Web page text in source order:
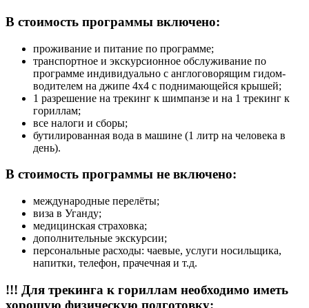
В стоимость программы включено:
проживание и питание по программе;
транспортное и экскурсионное обслуживание по
программе индивидуально с англоговорящим гидом-
водителем на джипе 4х4 с поднимающейся крышей;
1 разрешение на трекинг к шимпанзе и на 1 трекинг к
гориллам;
все налоги и сборы;
бутилированная вода в машине (1 литр на человека в
день).
В стоимость программы не включено:
международные перелёты;
виза в Уганду;
медицинская страховка;
дополнительные экскурсии;
персональные расходы: чаевые, услуги носильщика,
напитки, телефон, прачечная и т.д.
!!! Для трекинга к гориллам необходимо иметь
хорошую физическую подготовку: